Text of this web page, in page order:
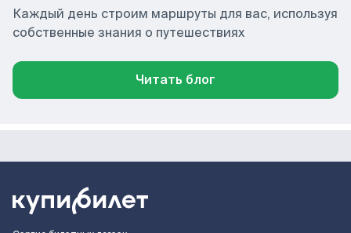
Каждый день строим маршруты для вас, используя
собственные знания о путешествиях
Читать блог